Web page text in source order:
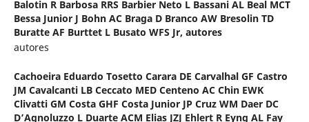
Balotin R Barbosa RRS Barbier Neto L Bassani AL Beal MCT
Bessa Junior J Bohn AC Braga D Branco AW Bresolin TD
Buratte AF Burttet L Busato WFS Jr, autores
autores
Cachoeira Eduardo Tosetto Carara DE Carvalhal GF Castro
JM Cavalcanti LB Ceccato MED Centeno AC Chin EWK
Clivatti GM Costa GHF Costa Junior JP Cruz WM Daer DC
D’Agnoluzzo L Duarte ACM Elias JZJ Ehlert R Eyng AL Fay